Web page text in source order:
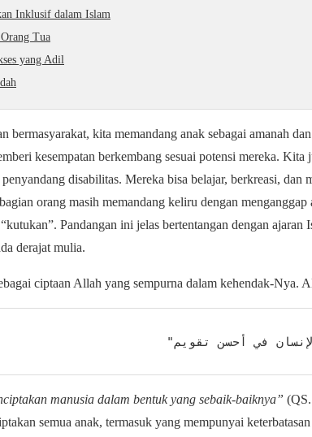
Inklusif dalam Islam
Tua
yang Adil
bermasyarakat, kita memandang anak sebagai amanah
kesempatan berkembang sesuai potensi mereka. Kita
disabilitas. Mereka bisa belajar, berkreasi, dan
orang masih memandang keliru dengan menganggap
Pandangan ini jelas bertentangan dengan ajaran
derajat mulia.
ciptaan Allah yang sempurna dalam kehendak-Nya.
في أحسن تقويم"
manusia dalam bentuk yang sebaik-baiknya”
semua anak, termasuk yang mempunyai